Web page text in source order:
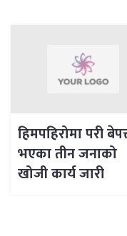
हिमपहिरोमा परी
भएका तीन जनाको
खोजी कार्य जारी